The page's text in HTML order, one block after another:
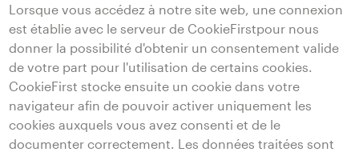
Lorsque vous accédez à notre site web, une connexion
est établie avec le serveur de CookieFirstpour nous
donner la possibilité d'obtenir un consentement valide
de votre part pour l'utilisation de certains cookies.
CookieFirst stocke ensuite un cookie dans votre
navigateur afin de pouvoir activer uniquement les
cookies auxquels vous avez consenti et de le
documenter correctement. Les données traitées sont